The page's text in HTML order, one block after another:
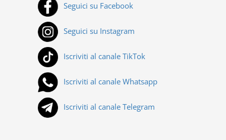
Seguici su Facebook
Seguici su Instagram
Iscriviti al canale TikTok
Iscriviti al canale Whatsapp
Iscriviti al canale Telegram